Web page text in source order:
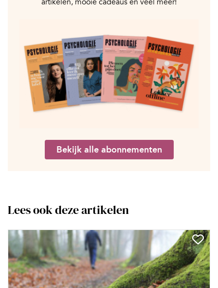
artikelen, mooie cadeaus en veel meer!
Bekijk alle abonnementen
Lees ook deze artikelen